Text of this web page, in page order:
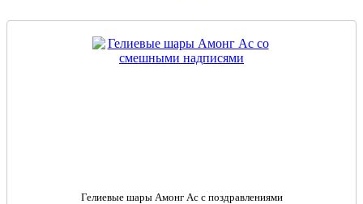
Гелиевые шары Амонг Ас с поздравлениями